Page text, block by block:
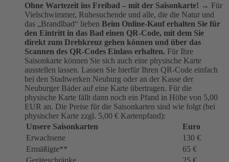
Ohne Wartezeit ins Freibad – mit der Saisonkarte! → Für
Vielschwimmer, Ruhesuchende und alle, die die Natur und
das „Brandlbad“ lieben Beim Online-Kauf erhalten Sie für
den Eintritt in das Bad einen QR-Code, mit dem Sie
direkt zum Drehkreuz gehen können und über das
Scannen des QR-Codes Einlass erhalten. Für Ihre
Saisonkarte können Sie sich auch eine physische Karte
ausstellen lassen. Lassen Sie hierfür Ihren QR-Code einfach
bei den Stadtwerken Neuburg oder an der Kasse der
Neuburger Bäder auf eine Karte übertragen. Für die
physische Karte fällt dann noch ein Pfand in Höhe von 5,00
EUR an. Die Preise für die Saisonkarten sind wie folgt (bei
physischer Karte zzgl. 5,00 € Kartenpfand):
Unsere Saisonkarten
Euro
Erwachsene
130 €
Ermäßigte**
65 €
Geräteschränke
25 €